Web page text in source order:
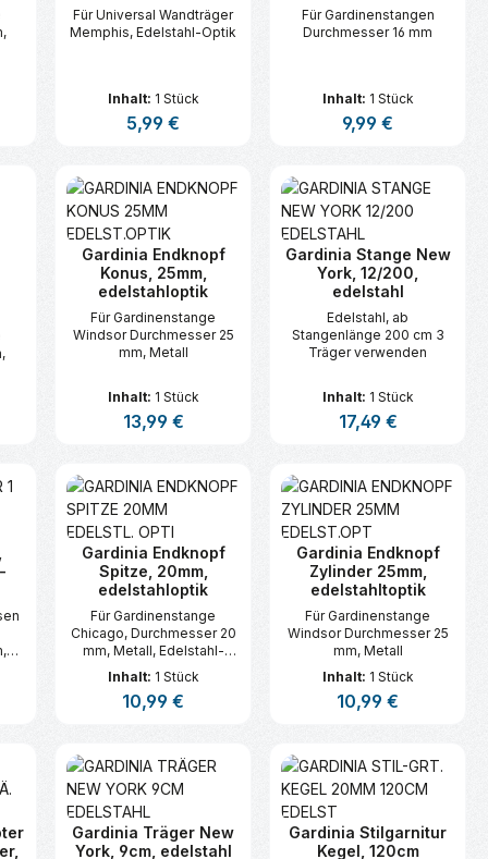
oder benutze die Schaltflächen um
Wert ein oder benutze die
Gib den gewünschten Wert ein
Für Universal Wandträger
Memphis, Edelstahl-Optik
Inhalt: 1 Stück
Regulärer Preis:
5,99 €
Produkt Anzahl: Gib den
Für Gardinenstangen
Durchmesser 16 mm
Inhalt: 1 Stück
Regulärer Preis:
9,99 €
Produkt
oder benutze die Schaltflächen um
Wert ein oder benutze die
Gib den gewünschten Wert ein
Gardinia Endknopf
Konus, 25mm,
edelstahloptik
Für Gardinenstange
Windsor Durchmesser 25
mm, Metall
Inhalt: 1 Stück
Regulärer Preis:
13,99 €
Produkt Anzahl: Gib den
Gardinia Stange New
York, 12/200,
edelstahl
Edelstahl, ab
Stangenlänge 200 cm 3
Träger verwenden
Inhalt: 1 Stück
Regulärer Preis:
17,49 €
Produkt
oder benutze die Schaltflächen um
Wert ein oder benutze die
Gib den gewünschten Wert ein
Gardinia Endknopf
Spitze, 20mm,
edelstahloptik
Für Gardinenstange
Chicago, Durchmesser 20
mm, Metall, Edelstahl-
Optik
Inhalt: 1 Stück
Regulärer Preis:
10,99 €
Produkt Anzahl: Gib den
Gardinia Endknopf
Zylinder 25mm,
edelstahltoptik
Für Gardinenstange
Windsor Durchmesser 25
mm, Metall
Inhalt: 1 Stück
Regulärer Preis:
10,99 €
Produkt
Gardinia Träger New
York, 9cm, edelstahl
Gardinia Stilgarnitur
Kegel, 120cm